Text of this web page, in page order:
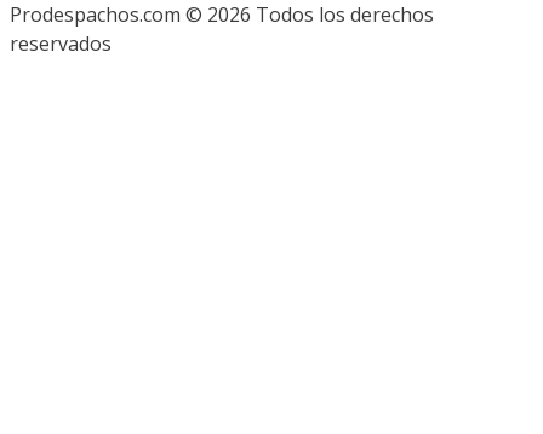
Prodespachos.com © 2026 Todos los derechos
reservados